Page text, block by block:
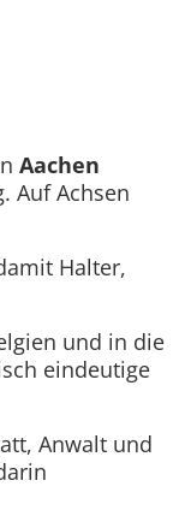
Aachen
Auf Achsen
Halter,
und in die
eindeutige
Anwalt und